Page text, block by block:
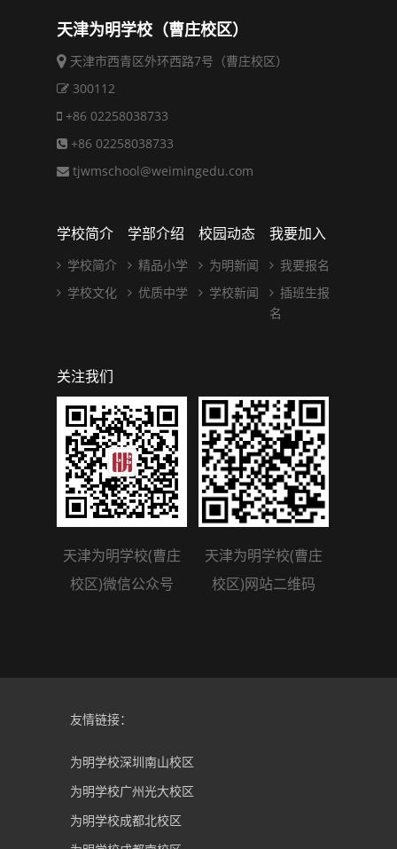
天津为明学校（曹庄校区）
天津市西青区外环西路7号（曹庄校区）
300112
+86 02258038733
+86 02258038733
tjwmschool@weimingedu.com
学校简介
学校简介
学校文化
学部介绍
精品小学
优质中学
校园动态
为明新闻
学校新闻
我要加入
我要报名
插班生报
名
关注我们
天津为明学校(曹庄
校区)微信公众号
天津为明学校(曹庄
校区)网站二维码
友情链接：
为明学校深圳南山校区
为明学校广州光大校区
为明学校成都北校区